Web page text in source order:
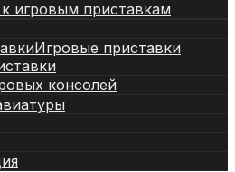
игровым приставкам
Игровые приставки
консолей